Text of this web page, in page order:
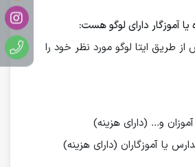
یا آموزگار دارای لوگو هست:
طریق ایتا لوگو مورد نظر خود را
و... (دارای هزینه)
یا آموزگاران (دارای هزینه)